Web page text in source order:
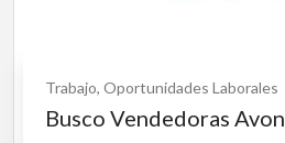
Trabajo, Oportunidades Laborales
Busco Vendedoras Avon